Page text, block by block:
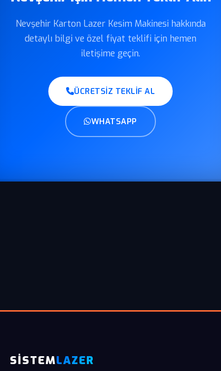
Nevşehir Karton Lazer Kesim Makinesi hakkında
detaylı bilgi ve özel fiyat teklifi için hemen
iletişime geçin.
ÜCRETSIZ TEKLIF AL
WHATSAPP
SİSTEMLAZER